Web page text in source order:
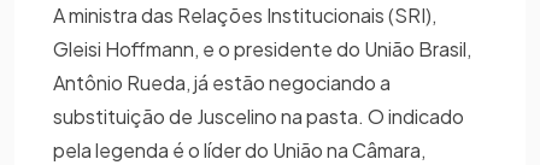
A ministra das Relações Institucionais (SRI),
Gleisi Hoffmann, e o presidente do União Brasil,
Antônio Rueda, já estão negociando a
substituição de Juscelino na pasta. O indicado
pela legenda é o líder do União na Câmara,